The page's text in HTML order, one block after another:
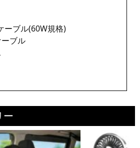
ブル(60W規格)
ブル
ー